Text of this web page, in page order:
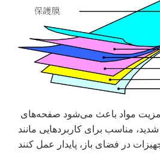
مناسب برای کاربردهایی مانند